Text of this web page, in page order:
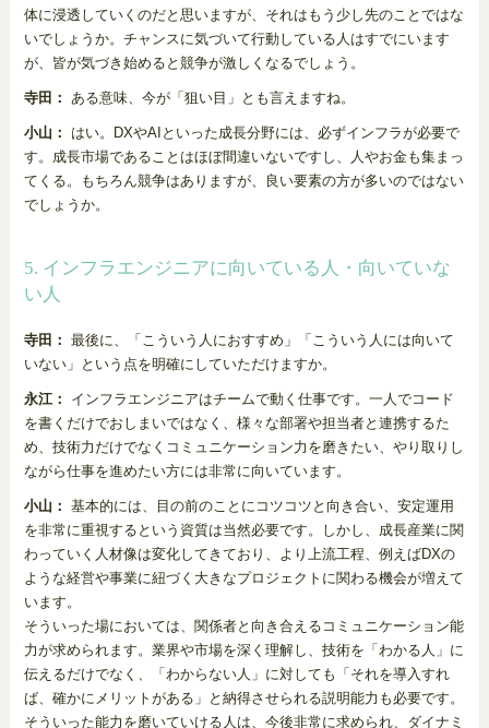
体に浸透していくのだと思いますが、それはもう少し先のことではな
いでしょうか。チャンスに気づいて行動している人はすでにいます
が、皆が気づき始めると競争が激しくなるでしょう。
寺田： ある意味、今が「狙い目」とも言えますね。
小山：
はい。DXやAIといった成長分野には、必ずインフラが必要で
す。成長市場であることはほぼ間違いないですし、人やお金も集まっ
てくる。もちろん競争はありますが、良い要素の方が多いのではない
でしょうか。
5. インフラエンジニアに向いている人・向いていな
い人
寺田： 最後に、「こういう人におすすめ」「こういう人には向いて
いない」という点を明確にしていただけますか。
永江：
インフラエンジニアはチームで動く仕事です。一人でコード
を書くだけでおしまいではなく、様々な部署や担当者と連携するた
め、技術力だけでなくコミュニケーション力を磨きたい、やり取りし
ながら仕事を進めたい方には非常に向いています。
小山： 基本的には、目の前のことにコツコツと向き合い、安定運用
を非常に重視するという資質は当然必要です。しかし、成長産業に関
わっていく人材像は変化してきており、より上流工程、例えばDXの
ような経営や事業に紐づく大きなプロジェクトに関わる機会が増えて
います。
そういった場においては、関係者と向き合えるコミュニケーション能
力が求められます。業界や市場を深く理解し、技術を「わかる人」に
伝えるだけでなく、「わからない人」に対しても「それを導入すれ
ば、確かにメリットがある」と納得させられる説明能力も必要です。
そういった能力を磨いていける人は、今後非常に求められ、ダイナミ